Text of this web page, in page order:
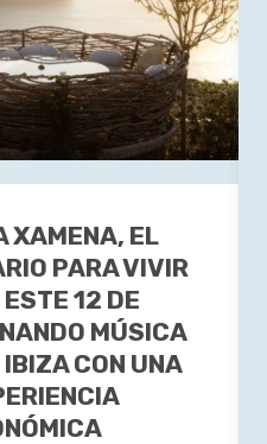
XAMENA, EL
PARA VIVIR
12 DE
MÚSICA
CON UNA